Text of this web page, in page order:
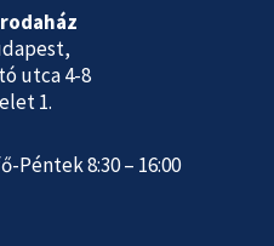
utca 4-8
1.
Péntek 8:30 – 16:00